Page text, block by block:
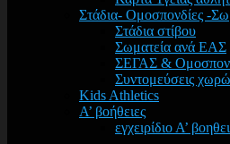
Στάδια- Ομοσπονδίες -
Στάδια στίβου
Σωματεία ανά ΕΑΣ
ΣΕΓΑΣ &
Συντομεύσεις
Kids Athletics
Α’ βοήθειες
εγχειρίδιο Α’